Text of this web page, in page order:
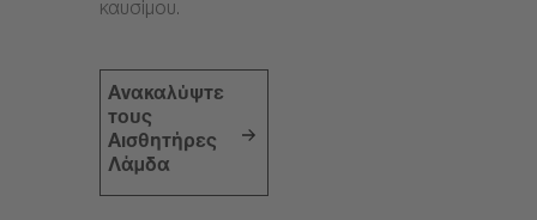
καυσίμου.
Ανακαλύψτε
τους
Αισθητήρες
Λάμδα